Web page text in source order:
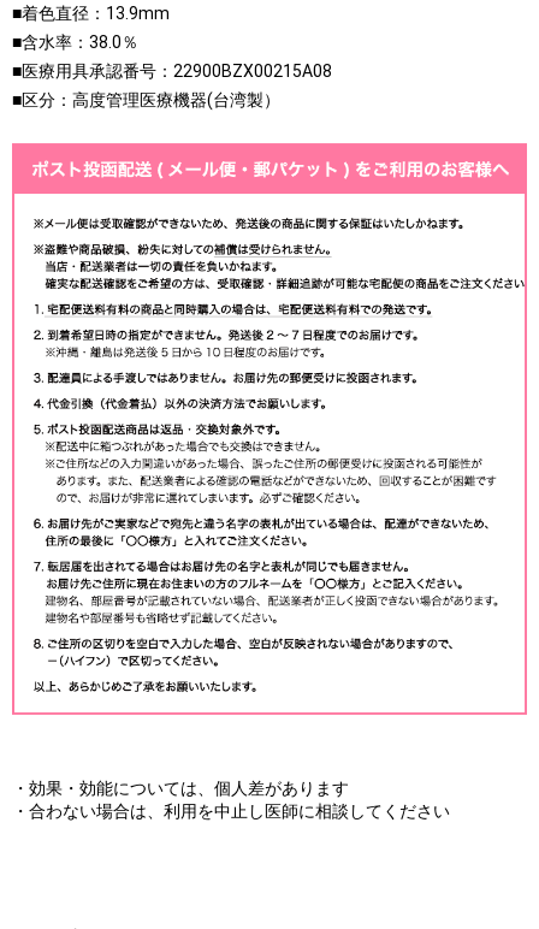
■着色直径：13.9mm
■含水率：38.0％
■医療用具承認番号：22900BZX00215A08
■区分：高度管理医療機器(台湾製）
・効果・効能については、個人差があります
・合わない場合は、利用を中止し医師に相談してください